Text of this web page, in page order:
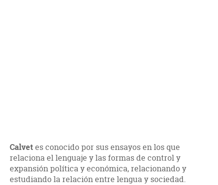
Calvetes conocido por sus ensayos en los que
relaciona el lenguaje y las formas de control y
expansión política y económica, relacionando y
estudiando la relación entre lengua y sociedad.